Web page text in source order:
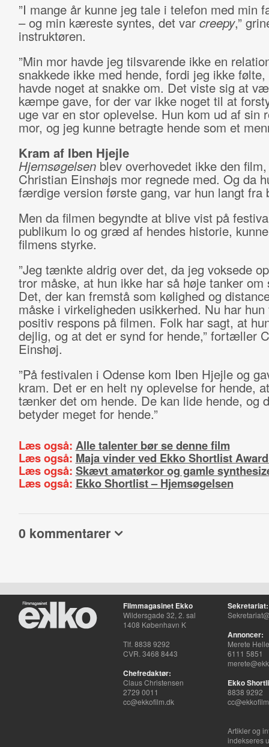
”I mange år kunne jeg tale i telefon med min
– og min kæreste syntes, det var creepy,”
instruktøren.
”Min mor havde jeg tilsvarende ikke en
snakkede ikke med hende, fordi jeg ikke
havde noget at snakke om. Det viste sig at
kæmpe gave, for der var ikke noget til at
uge var en stor oplevelse. Hun kom ud af sin
mor, og jeg kunne betragte hende som et
Kram af Iben Hjejle
Hjemsøgelsen blev overhovedet ikke den
Christian Einshøjs mor regnede med. Og da
færdige version første gang, var hun langt fra
Men da filmen begyndte at blive vist på
publikum lo og græd af hendes historie,
filmens styrke.
”Jeg tænkte aldrig over det, da jeg voksede
tror måske, at hun ikke har så høje tanker om
Det, der kan fremstå som kølighed og
måske i virkeligheden usikkerhed. Nu har
positiv respons på filmen. Folk har sagt, at
dejlig, og at det er synd for hende,” fortæller
Einshøj.
”På festivalen i Odense kom Iben Hjejle og
kram. Det er en helt ny oplevelse for hende,
tænker det om hende. De kan lide hende, og
betyder meget for hende.”
Læs også: Alle talenter bør se denne film
Læs også: Maja vinder ved Ekko Shortlist
Læs også: Skævt amatørkor og gamle
Læs også: Ekko Shortlist – Hjemsøgelsen
0 kommentarer
Filmmagasinet Ekko
Wildersgade 32, 2. sal
1408 København K
Tlf. 8838 9292
CVR. 3468 8443
Chefredaktør:
Claus Christensen
2729 0011
cc@ekkofilm.dk
Sekretariat:
Annoncer:
Merete
6111 5851
Ekko
8838 9292
Artikler og
indekseres